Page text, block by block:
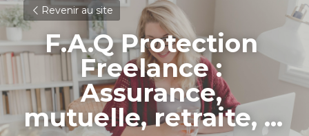
Revenir au site
F.A.Q Protection
Freelance :​
Assurance,